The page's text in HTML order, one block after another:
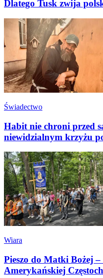
Dlatego Tusk zwija
Świadectwo
Habit nie chroni przed
niewidzialnym krzyżu
Wiara
Pieszo do Matki Bożej
Amerykańskiej